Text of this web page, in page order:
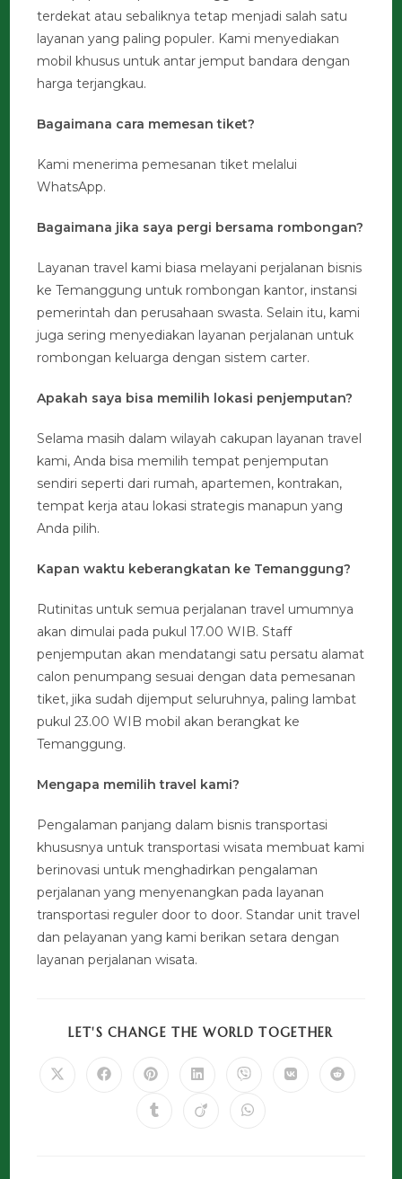
terdekat atau sebaliknya tetap menjadi salah satu
layanan yang paling populer. Kami menyediakan
mobil khusus untuk antar jemput bandara dengan
harga terjangkau.
Bagaimana cara memesan tiket?
Kami menerima pemesanan tiket melalui
WhatsApp.
Bagaimana jika saya pergi bersama rombongan?
Layanan travel kami biasa melayani perjalanan bisnis
ke Temanggung untuk rombongan kantor, instansi
pemerintah dan perusahaan swasta. Selain itu, kami
juga sering menyediakan layanan perjalanan untuk
rombongan keluarga dengan sistem carter.
Apakah saya bisa memilih lokasi penjemputan?
Selama masih dalam wilayah cakupan layanan travel
kami, Anda bisa memilih tempat penjemputan
sendiri seperti dari rumah, apartemen, kontrakan,
tempat kerja atau lokasi strategis manapun yang
Anda pilih.
Kapan waktu keberangkatan ke Temanggung?
Rutinitas untuk semua perjalanan travel umumnya
akan dimulai pada pukul 17.00 WIB. Staff
penjemputan akan mendatangi satu persatu alamat
calon penumpang sesuai dengan data pemesanan
tiket, jika sudah dijemput seluruhnya, paling lambat
pukul 23.00 WIB mobil akan berangkat ke
Temanggung.
Mengapa memilih travel kami?
Pengalaman panjang dalam bisnis transportasi
khususnya untuk transportasi wisata membuat kami
berinovasi untuk menghadirkan pengalaman
perjalanan yang menyenangkan pada layanan
transportasi reguler door to door. Standar unit travel
dan pelayanan yang kami berikan setara dengan
layanan perjalanan wisata.
LET'S CHANGE THE WORLD TOGETHER